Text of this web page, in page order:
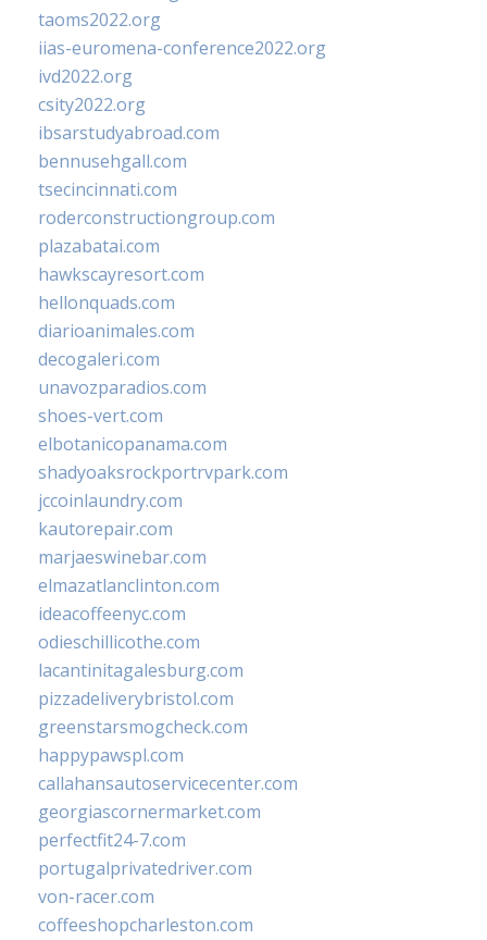
taoms2022.org
iias-euromena-conference2022.org
ivd2022.org
csity2022.org
ibsarstudyabroad.com
bennusehgall.com
tsecincinnati.com
roderconstructiongroup.com
plazabatai.com
hawkscayresort.com
hellonquads.com
diarioanimales.com
decogaleri.com
unavozparadios.com
shoes-vert.com
elbotanicopanama.com
shadyoaksrockportrvpark.com
jccoinlaundry.com
kautorepair.com
marjaeswinebar.com
elmazatlanclinton.com
ideacoffeenyc.com
odieschillicothe.com
lacantinitagalesburg.com
pizzadeliverybristol.com
greenstarsmogcheck.com
happypawspl.com
callahansautoservicecenter.com
georgiascornermarket.com
perfectfit24-7.com
portugalprivatedriver.com
von-racer.com
coffeeshopcharleston.com